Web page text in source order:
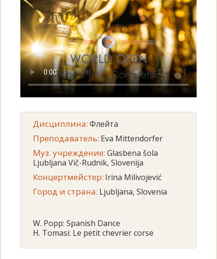
Дисциплина:Флейта
Преподаватель: Eva Mittendorfer
Муз. учреждение:Glasbena šola
Ljubljana Vič-Rudnik, Slovenija
Концертмейстер: Irina Milivojević
Город и страна: Ljubljana, Slovenia
W. Popp: Spanish Dance
H. Tomasi: Le petit chevrier corse